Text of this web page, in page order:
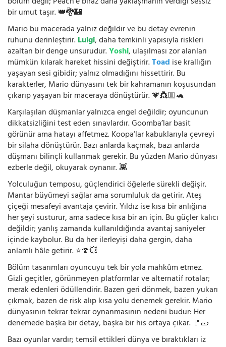
bir umut taşır. 👑🐉🏰
Mario bu macerada yalnız değildir ve bu detay evrenin
ruhunu derinleştirir.Luigi, daha temkinli yapısıyla riskleri
azaltan bir denge unsurudur.Yoshi, ulaşılması zor alanları
mümkün kılarak hareket hissini değiştirir.Toad ise krallığın
yaşayan sesi gibidir; yalnız olmadığını hissettirir. Bu
karakterler, Mario dünyasını tek bir kahramanın koşusundan
çıkarıp yaşayan bir maceraya dönüştürür. 💗👸🏼🐢
Karşılaşılan düşmanlar yalnızca engel değildir; oyuncunun
dikkatsizliğini test eden sınavlardır. Goomba’lar basit
görünür ama hatayı affetmez. Koopa’lar kabuklarıyla çevreyi
bir silaha dönüştürür. Bazı anlarda kaçmak, bazı anlarda
düşmanı bilinçli kullanmak gerekir. Bu yüzden Mario dünyası
ezberle değil, okuyarak oynanır. 👾
Yolculuğun temposu, güçlendirici öğelerle sürekli değişir.
Mantar büyümeyi sağlar ama sorumluluk da getirir. Ateş
çiçeği mesafeyi avantaja çevirir. Yıldız ise kısa bir anlığına
her şeyi susturur, ama sadece kısa bir an için. Bu güçler kalıcı
değildir; yanlış zamanda kullanıldığında avantaj saniyeler
içinde kaybolur. Bu da her ilerleyişi daha gergin, daha
anlamlı hâle getirir. ⭐🍄💥
Bölüm tasarımları oyuncuyu tek bir yola mahkûm etmez.
Gizli geçitler, görünmeyen platformlar ve alternatif rotalar;
merak edenleri ödüllendirir. Bazen geri dönmek, bazen yukarı
çıkmak, bazen de risk alıp kısa yolu denemek gerekir. Mario
dünyasının tekrar tekrar oynanmasının nedeni budur: Her
denemede başka bir detay, başka bir his ortaya çıkar. 🚩🧱
Bazı oyunlar vardır; temsil ettikleri dünya ve bıraktıkları iz